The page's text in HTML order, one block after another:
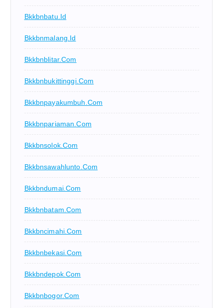
Bkkbnbatu.id
Bkkbnmalang.id
Bkkbnblitar.com
Bkkbnbukittinggi.com
Bkkbnpayakumbuh.com
Bkkbnpariaman.com
Bkkbnsolok.com
Bkkbnsawahlunto.com
Bkkbndumai.com
Bkkbnbatam.com
Bkkbncimahi.com
Bkkbnbekasi.com
Bkkbndepok.com
Bkkbnbogor.com